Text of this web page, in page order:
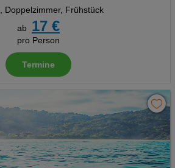
, Doppelzimmer, Frühstück
ab
17 €
pro Person
Termine